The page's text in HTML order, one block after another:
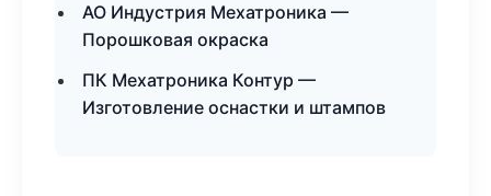
АО Индустрия Мехатроника —
Порошковая окраска
ПК Мехатроника Контур —
Изготовление оснастки и штампов